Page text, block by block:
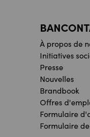
À propos de
Initiatives
Presse
Nouvelles
Brandbook
Offres
Formulaire
Formulaire